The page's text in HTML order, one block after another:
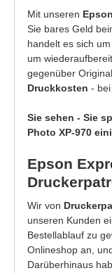
Mit unseren
Sie bares Geld
handelt es sich
um
gegenüber
Druckkosten -
Sie sehen - Sie
Photo XP-970
Epson
Wir von
unseren Kunden
Bestellablauf zu
Onlineshop an,
Darüberhinaus